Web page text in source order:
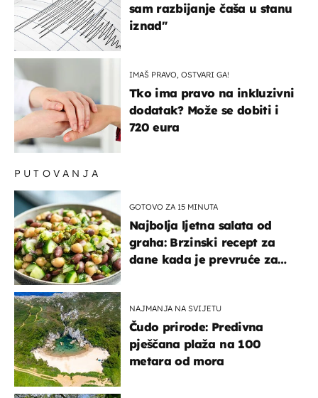
sam razbijanje čaša u stanu
iznad"
IMAŠ PRAVO, OSTVARI GA!
Tko ima pravo na inkluzivni
dodatak? Može se dobiti i
720 eura
PUTOVANJA
GOTOVO ZA 15 MINUTA
Najbolja ljetna salata od
graha: Brzinski recept za
dane kada je prevruće za
NAJMANJA NA SVIJETU
Čudo prirode: Predivna
pješčana plaža na 100
metara od mora